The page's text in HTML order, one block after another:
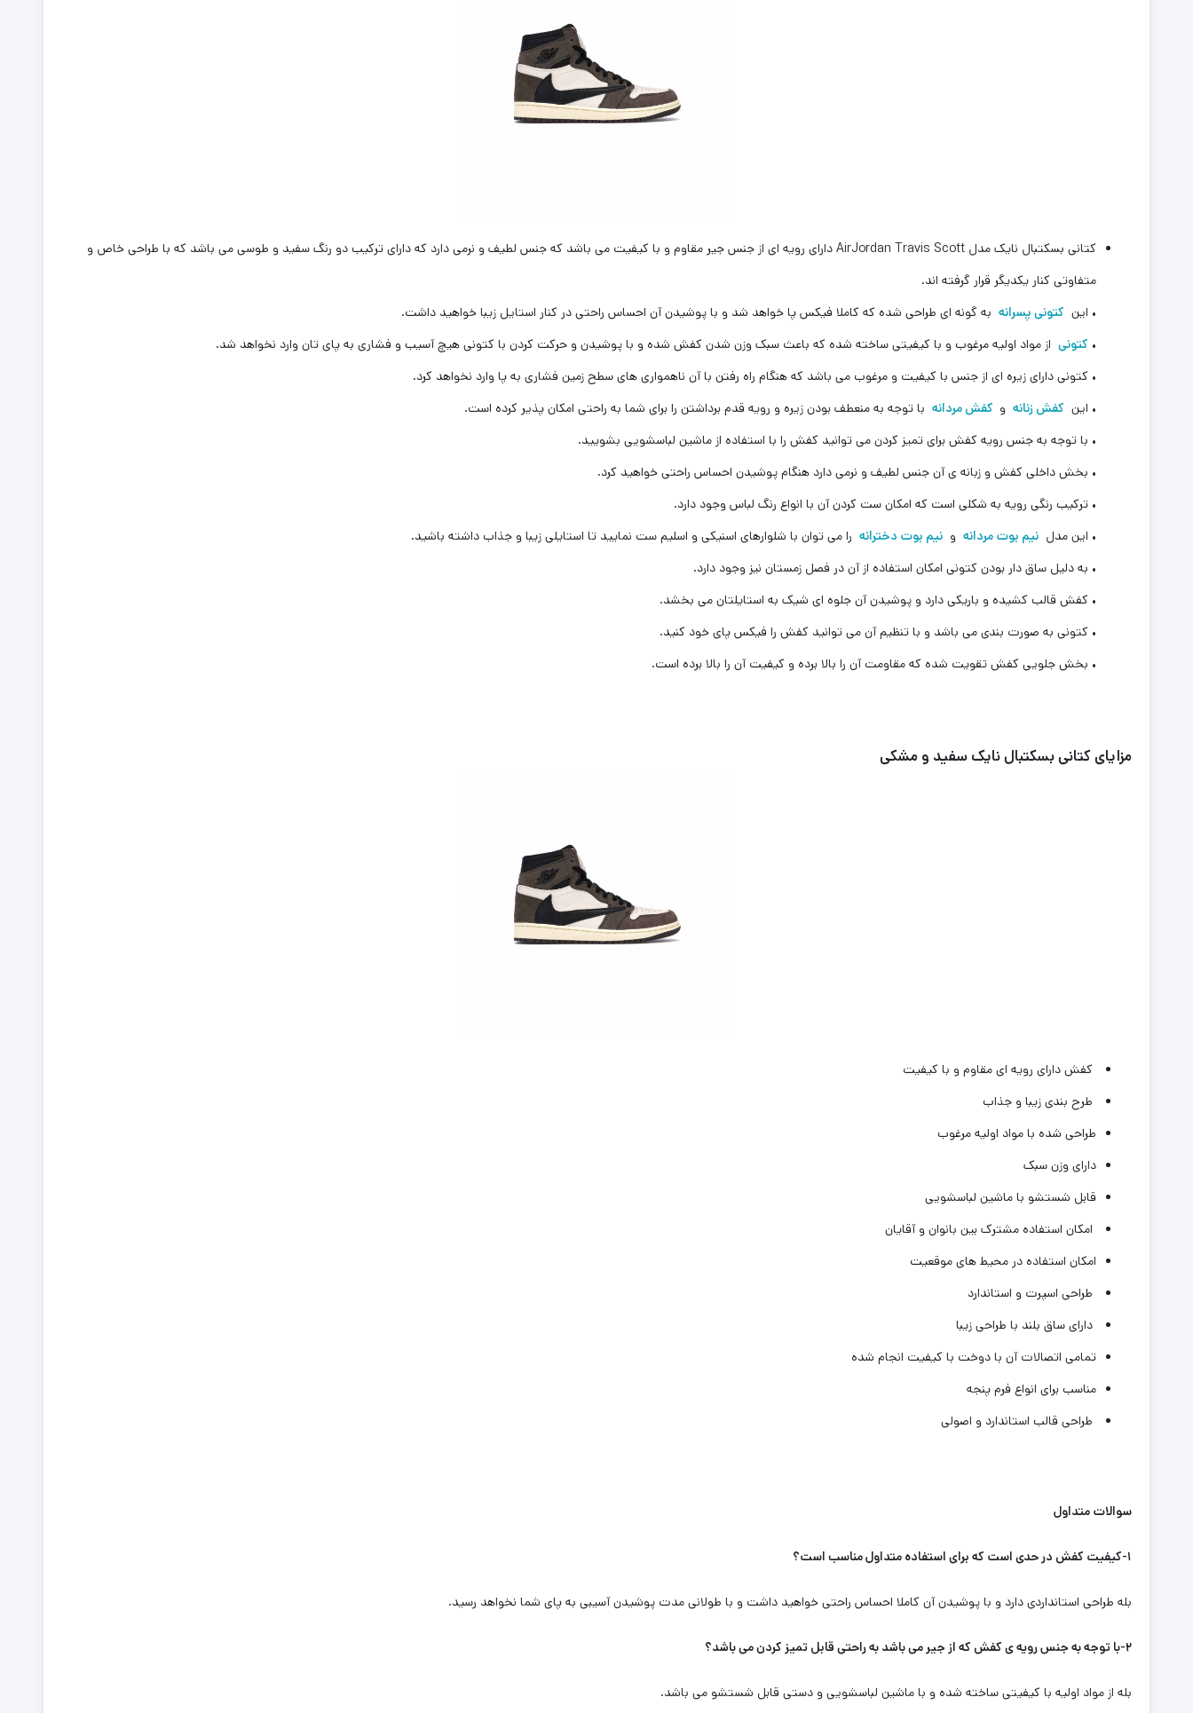
کتانی بسکتبال نایک مدل AirJordan Travis Scott دارای رویه ای از جنس جیر مقاوم و با کیفیت می باشد که جنس لطیف و نرمی دارد که دارای ترکیب دو رنگ سفید و طوسی می باشد که با طراحی خاص و
متفاوتی کنار یکدیگر قرار گرفته اند.
• این کتونی پسرانهبه گونه ای طراحی شده که کاملا فیکس پا خواهد شد و با پوشیدن آن احساس راحتی در کنار استایل زیبا خواهید داشت‌.
• کتونیاز مواد اولیه مرغوب و با کیفیتی ساخته شده که باعث سبک وزن شدن کفش شده و با پوشیدن و حرکت کردن با کتونی هیچ آسیب و فشاری به پای تان وارد نخواهد شد.
• کتونی دارای زیره ای از جنس با کیفیت و مرغوب می باشد که هنگام راه رفتن با آن ناهمواری های سطح زمین فشاری به پا وارد نخواهد کرد.
• این کفش زنانهو کفش مردانهبا توجه به منعطف بودن زیره و رویه قدم برداشتن را برای شما به راحتی امکان پذیر کرده است.
• با توجه به جنس رویه کفش برای تمیز کردن می توانید کفش را با استفاده از ماشین لباسشویی بشویید.
• بخش داخلی کفش و زبانه ی آن جنس لطیف و نرمی دارد هنگام پوشیدن احساس راحتی خواهید کرد‌.
• ترکیب رنگی رویه به شکلی است که امکان ست کردن آن با انواع رنگ لباس وجود دارد.
• این مدل نیم بوت مردانهو نیم بوت دخترانهرا می توان با شلوارهای اسنیکی و اسلیم ست نمایید تا استایلی زیبا و جذاب داشته باشید.
• به دلیل ساق دار بودن کتونی امکان استفاده از آن در فصل زمستان ‌نیز وجود دارد.
• کفش قالب کشیده و باریکی دارد و پوشیدن آن جلوه ای شیک به استایلتان‌ می بخشد.
• کتونی به صورت بندی می باشد و با تنظیم آن می توانید کفش را فیکس پای خود کنید.
• بخش جلویی کفش تقویت شده که مقاومت آن را بالا برده و کیفیت آن را بالا برده است‌.
مزایای کتانی بسکتبال نایک سفید و مشکی
کفش دارای رویه ای مقاوم و با کیفیت
طرح بندی زیبا و جذاب
طراحی شده با مواد اولیه مرغوب
دارای وزن سبک
قابل شستشو با ماشین لباسشویی
امکان استفاده مشترک بین بانوان و آقایان
امکان استفاده در محیط های موقعیت
طراحی اسپرت و استاندارد
دارای ساق بلند با طراحی زیبا
تمامی اتصالات آن با دوخت با کیفیت انجام شده
مناسب برای انواع فرم‌ پنجه
طراحی قالب استاندارد و اصولی
سوالات متداول
۱-کیفیت کفش در حدی است که برای استفاده متداول مناسب است؟
بله طراحی استانداردی دارد و با پوشیدن آن کاملا احساس راحتی خواهید داشت و با طولانی مدت پوشیدن آسیبی به پای شما نخواهد رسید.
۲-با توجه به جنس رویه ی کفش که از جیر می باشد به راحتی قابل تمیز کردن می باشد؟
بله از مواد اولیه با کیفیتی ساخته شده و با ماشین لباسشویی و دستی قابل شستشو می باشد.